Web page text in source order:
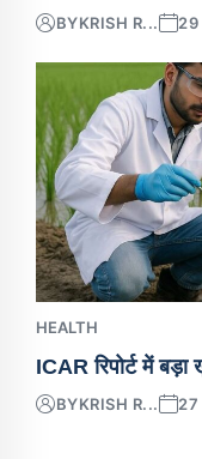
BYKRISH R... 29
HEALTH
ICAR रिपोर्ट में
BYKRISH R... 27